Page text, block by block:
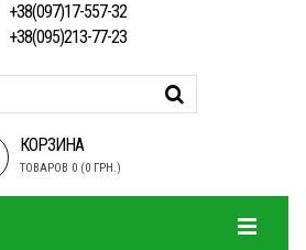
+38(097)17-557-32
+38(095)213-77-23
КОРЗИНА
ТОВАРОВ 0 (0 ГРН.)